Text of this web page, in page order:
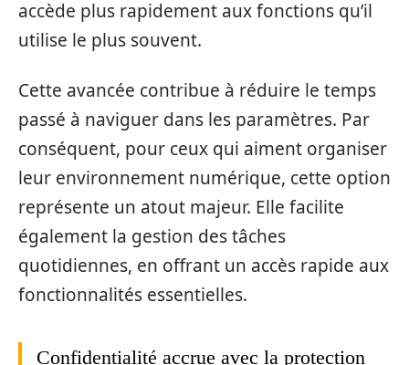
accède plus rapidement aux fonctions qu’il
utilise le plus souvent.
Cette avancée contribue à réduire le temps
passé à naviguer dans les paramètres. Par
conséquent, pour ceux qui aiment organiser
leur environnement numérique, cette option
représente un atout majeur. Elle facilite
également la gestion des tâches
quotidiennes, en offrant un accès rapide aux
fonctionnalités essentielles.
Confidentialité accrue avec la protection